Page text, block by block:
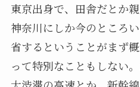
東京出身で、田舎だとか
神奈川にしか今のところ
省するということがまず
って特別なこともしない